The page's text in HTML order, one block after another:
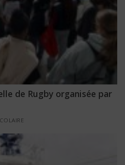
de Rugby organisée par